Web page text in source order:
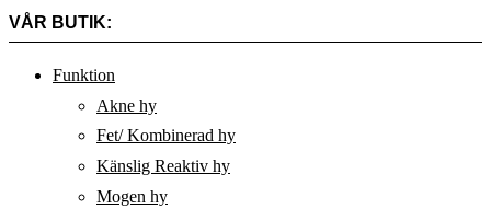
VÅR BUTIK:
Funktion
Akne hy
Fet/ Kombinerad hy
Känslig Reaktiv hy
Mogen hy